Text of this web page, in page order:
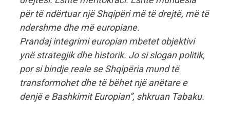
për të ndërtuar një Shqipëri më të drejtë, më të
ndershme dhe më europiane.
Prandaj integrimi europian mbetet objektivi
ynë strategjik dhe historik. Jo si slogan politik,
por si bindje reale se Shqipëria mund të
transformohet dhe të bëhet një anëtare e
denjë e Bashkimit Europian”, shkruan Tabaku.